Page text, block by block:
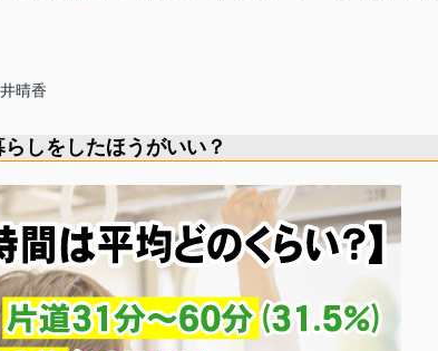
晴香
しをしたほうがいい？